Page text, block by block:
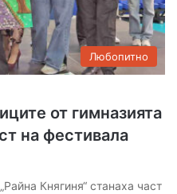
Любопитно
от гимназията
на фестивала
Княгиня“ станаха част